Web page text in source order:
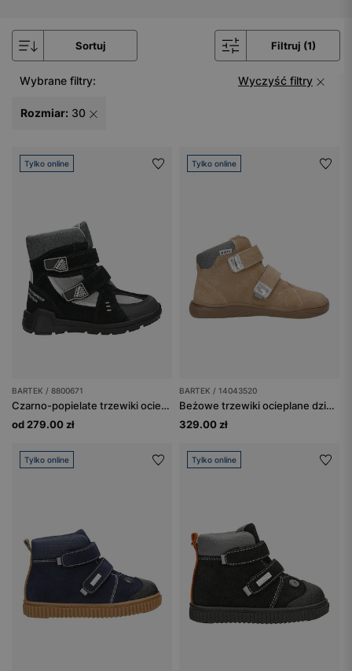
Sortuj Filtruj (1)
Wybrane filtry: Wyczyść filtry
Rozmiar: 30
Tylko online
BARTEK / 8800671
Czarno-popielate trzewiki ocieplane BARTEK o zwiększonej wodoodporności 8800671
od 279.00 zł
Tylko online
BARTEK / 14043520
Beżowe trzewiki ocieplane dziecięce barefoot z weluru BARTEK 14043520
329.00 zł
Tylko online Tylko online